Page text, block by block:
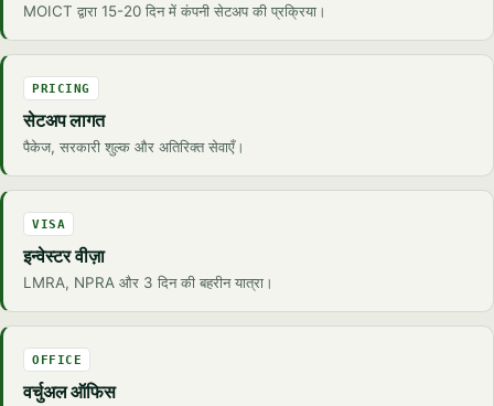
MOICT द्वारा 15-20 दिन में कंपनी सेटअप की प्रक्रिया।
PRICING
सेटअप लागत
पैकेज, सरकारी शुल्क और अतिरिक्त सेवाएँ।
VISA
इन्वेस्टर वीज़ा
LMRA, NPRA और 3 दिन की बहरीन यात्रा।
OFFICE
वर्चुअल ऑफिस